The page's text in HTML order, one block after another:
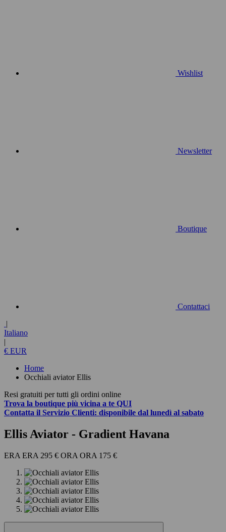
Wishlist
Newsletter
Boutique
Contattaci
|
Italiano
|
€ EUR
Home
Occhiali aviator Ellis
Resi gratuiti per tutti gli ordini online
Trova la boutique più vicina a te QUI
Contatta il Servizio Clienti: disponibile dal lunedì al sabato
Ellis Aviator - Gradient Havana
295 € 175 €